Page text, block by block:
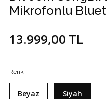
Mikrofonlu
13.999,00 TL
Renk
Beyaz Siyah